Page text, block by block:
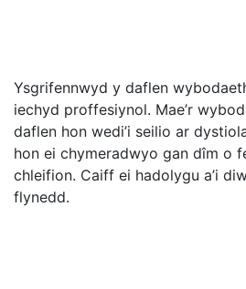
Ysgrifennwyd y daflen
iechyd proffesiynol. Mae’r
daflen hon wedi’i seilio ar
hon ei chymeradwyo gan dîm o
chleifion. Caiff ei hadolygu a’i
flynedd.